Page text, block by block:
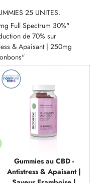
25 UNITES.
Full Spectrum 30%"
de 70% sur
& Apaisant | 250mg
Gummies au CBD -
Antistress & Apaisant |